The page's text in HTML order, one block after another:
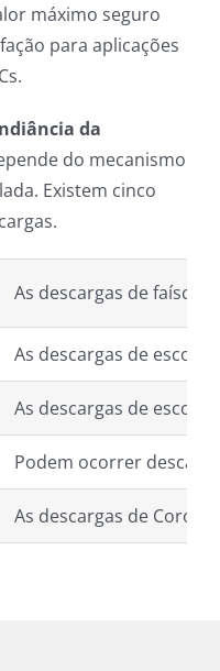
máximo seguro
para aplicações
da
do mecanismo
Existem cinco
As descargas de faísca
As descargas de
As descargas de
Podem ocorrer
As descargas de